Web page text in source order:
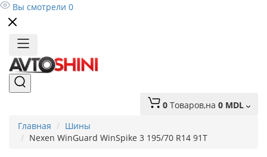
Вы смотрели 0
0 Tоваров,на 0 MDL
Главная
Шины
Nexen WinGuard WinSpike 3 195/70 R14 91T